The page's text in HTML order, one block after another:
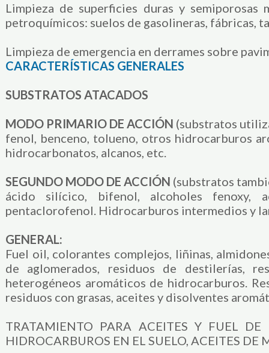
Limpieza de superficies duras y
petroquímicos: suelos de gasolineras, fábricas,
Limpieza de emergencia en derrames sobre
CARACTERÍSTICAS GENERALES
SUBSTRATOS ATACADOS
MODO PRIMARIO DE ACCIÓN (substratos
fenol, benceno, tolueno, otros hidrocarburos
hidrocarbonatos, alcanos, etc.
SEGUNDO MODO DE ACCIÓN (substratos
ácido silícico, bifenol, alcoholes fenoxy,
pentaclorofenol. Hidrocarburos intermedios y
GENERAL:
Fuel oil, colorantes complejos, liñinas,
de aglomerados, residuos de destilerías,
heterogéneos aromáticos de hidrocarburos.
residuos con grasas, aceites y disolventes
TRATAMIENTO PARA ACEITES Y FUEL
HIDROCARBUROS EN EL SUELO, ACEITES